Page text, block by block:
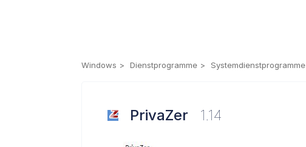
Windows Dienstprogramme Systemdienstprogramme
PrivaZer 1.14